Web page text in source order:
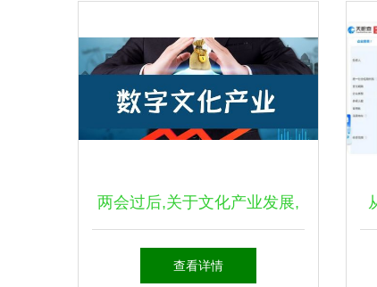
两会过后,关于文化产业发展,
我们总结出这八大关键词
查看详情